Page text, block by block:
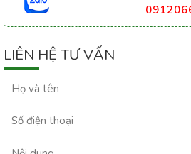
LIÊN HỆ TƯ VẤN